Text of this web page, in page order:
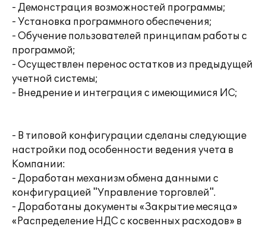
- Демонстрация возможностей программы;
- Установка программного обеспечения;
- Обучение пользователей принципам работы с
программой;
- Осуществлен перенос остатков из предыдущей
учетной системы;
- Внедрение и интеграция с имеющимися ИС;
- В типовой конфигурации сделаны следующие
настройки под особенности ведения учета в
Компании:
- Доработан механизм обмена данными с
конфигурацией "Управление торговлей".
- Доработаны документы «Закрытие месяца»
«Распределение НДС с косвенных расходов» в